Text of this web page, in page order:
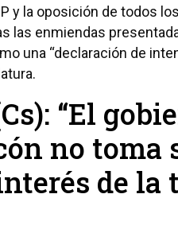
y la oposición de todos
las enmiendas
una “declaración de
“El
no toma
de la